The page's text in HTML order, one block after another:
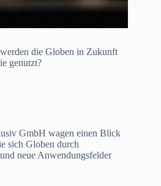
die Globen in Zukunft
genutzt?
GmbH wagen einen Blick
sich Globen durch
neue Anwendungsfelder